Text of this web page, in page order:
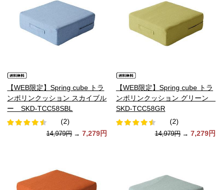
【WEB限定】Spring cube トラ
ンポリンクッション スカイブル
ー SKD-TCC58SBL
(2)
14,979円 → 7,279円
【WEB限定】Spring cube トラ
ンポリンクッション グリーン
SKD-TCC58GR
(2)
14,979円 → 7,279円